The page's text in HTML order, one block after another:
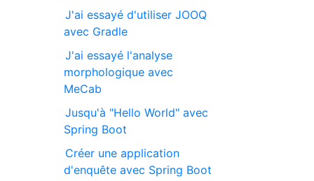
J'ai essayé d'utiliser JOOQ
avec Gradle
J'ai essayé l'analyse
morphologique avec
MeCab
Jusqu'à "Hello World" avec
Spring Boot
Créer une application
d'enquête avec Spring Boot